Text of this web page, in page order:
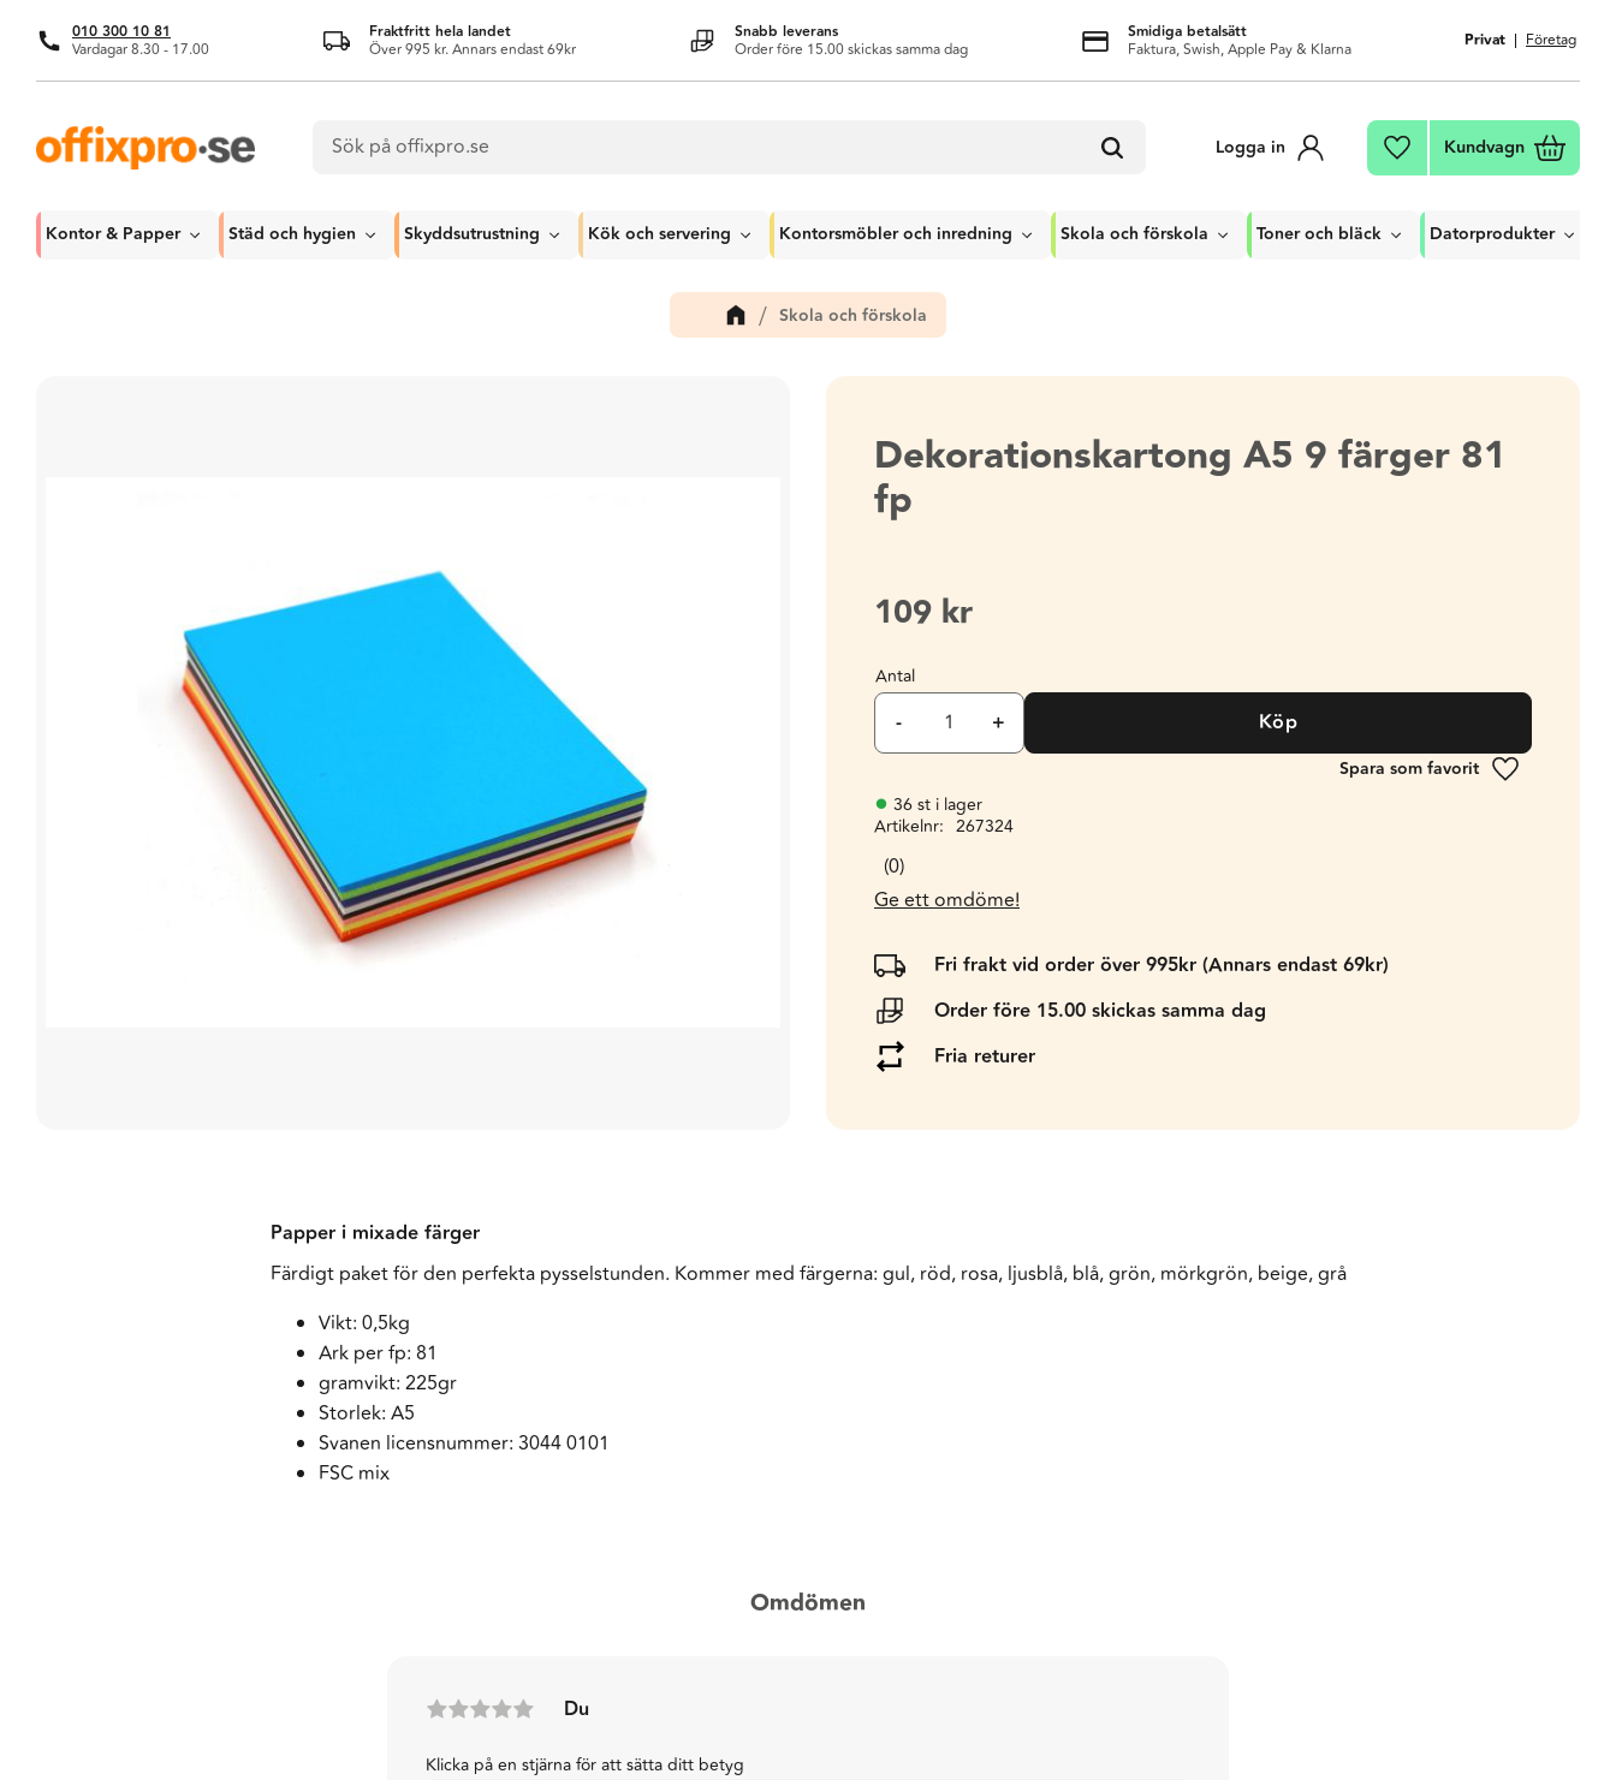
010 300 10 81
Vardagar 8.30 - 17.00
Fraktfritt hela landet
Över 995 kr. Annars endast 69kr
Snabb leverans
Order före 15.00 skickas samma dag
Smidiga betalsätt
Faktura, Swish, Apple Pay & Klarna Privat Företag
Logga in Favoriter
Kundvagn
Kontor & Papper Städ och hygien Skyddsutrustning Kök och servering Kontorsmöbler och inredning Skola och förskola Toner och bläck Datorprodukter
Skola och förskola
Dekorationskartong A5 9 färger 81
fp
109 kr
Antal
+
- Köp
Lägg till i
36 st i lager
Artikelnr
267324
0
Ge ett omdöme!
Fri frakt vid order över 995kr (Annars endast 69kr)
Order före 15.00 skickas samma dag
Fria returer
Papper i mixade färger
Färdigt paket för den perfekta pysselstunden. Kommer med färgerna: gul, röd, rosa, ljusblå, blå, grön, mörkgrön, beige, grå
Vikt: 0,5kg
Ark per fp: 81
gramvikt: 225gr
Storlek: A5
Svanen licensnummer: 3044 0101
FSC mix
Omdömen
Du
Klicka på en stjärna för att sätta ditt betyg